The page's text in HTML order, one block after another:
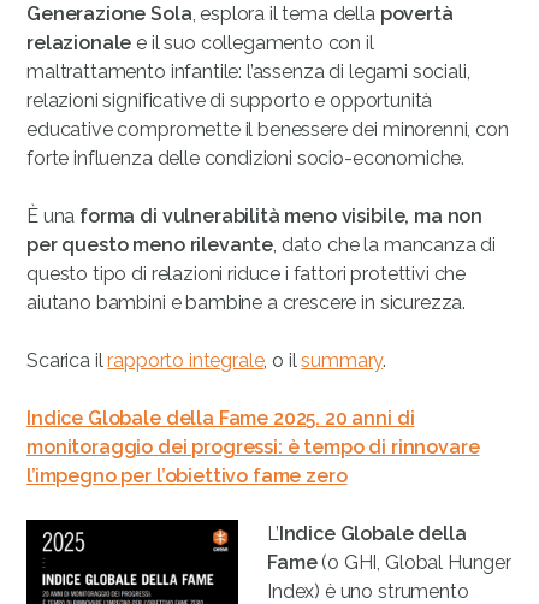
Generazione Sola , esplora il tema della povertà
relazionale e il suo collegamento con il
maltrattamento infantile: l’assenza di legami sociali,
relazioni significative di supporto e opportunità
educative compromette il benessere dei minorenni, con
forte influenza delle condizioni socio-economiche.
È una forma di vulnerabilità meno visibile, ma non
per questo meno rilevante , dato che la mancanza di
questo tipo di relazioni riduce i fattori protettivi che
aiutano bambini e bambine a crescere in sicurezza.
Scarica ilrapporto integrale, o ilsummary.
Indice Globale della Fame 2025. 20 anni di
monitoraggio dei progressi: è tempo di rinnovare
l’impegno per l’obiettivo fame zero
L’Indice Globale della
Fame (o GHI, Global Hunger
Index) è uno strumento